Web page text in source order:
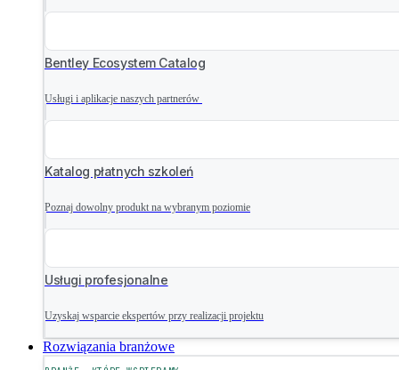
Bentley Ecosystem Catalog
Usługi i aplikacje naszych partnerów
Katalog płatnych szkoleń
Poznaj dowolny produkt na wybranym poziomie
Usługi profesjonalne
Uzyskaj wsparcie ekspertów przy realizacji projektu
Rozwiązania branżowe